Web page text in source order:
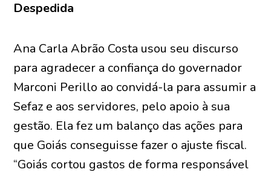
Despedida
Ana Carla Abrão Costa usou seu discurso
para agradecer a confiança do governador
Marconi Perillo ao convidá-la para assumir a
Sefaz e aos servidores, pelo apoio à sua
gestão. Ela fez um balanço das ações para
que Goiás conseguisse fazer o ajuste fiscal.
“Goiás cortou gastos de forma responsável